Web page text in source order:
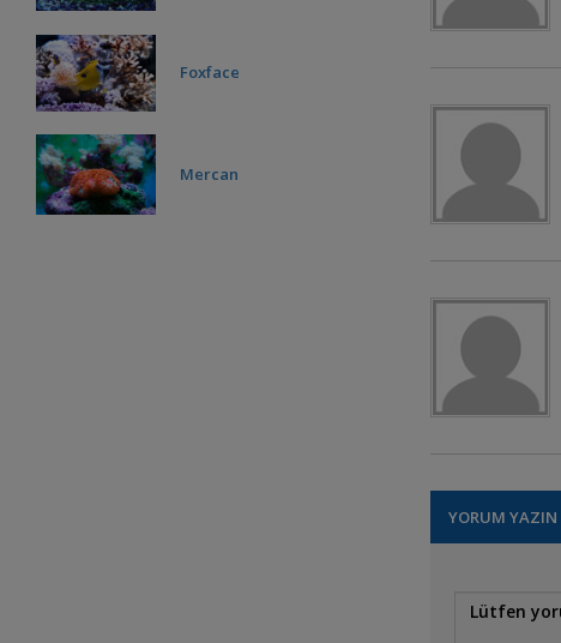
Foxface
Mercan
YORUM YAZIN